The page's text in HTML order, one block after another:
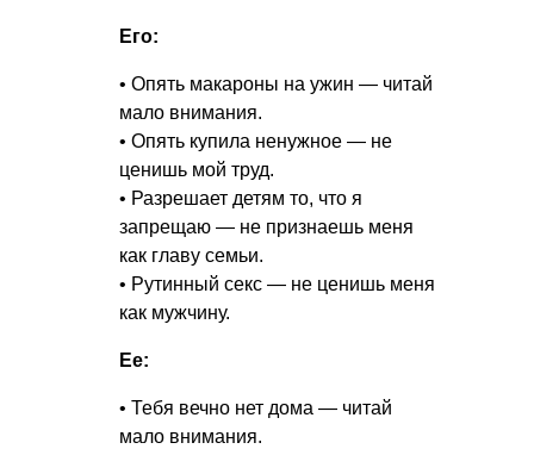
Его:
• Опять макароны на ужин — читай
мало внимания.
• Опять купила ненужное — не
ценишь мой труд.
• Разрешает детям то, что я
запрещаю — не признаешь меня
как главу семьи.
• Рутинный секс — не ценишь меня
как мужчину.
Ее:
• Тебя вечно нет дома — читай
мало внимания.